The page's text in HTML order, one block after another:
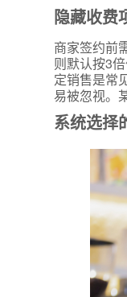
隐藏收费
商家签约前
则默认按3
定销售是常
易被忽视。
系统选择